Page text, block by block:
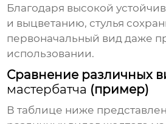
Благодаря высокой
и выцветанию, стулья
первоначальный вид даже
использовании.
Сравнение различных
мастербатча (пример)
В таблице ниже